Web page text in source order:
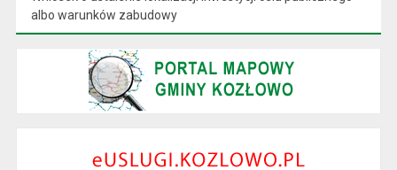
albo warunków zabudowy